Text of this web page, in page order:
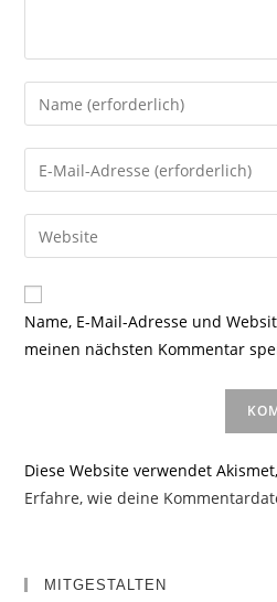
Gib
deinen
Namen
oder
zum
Kommentieren
ein
Gib
deine
E-
Mail-
zum
Kommentieren
ein
Gib
deine
Website-
URL
Name, E-Mail-Adresse und
meinen nächsten Kommentar
Diese Website verwendet
Erfahre, wie deine
MITGESTALTEN